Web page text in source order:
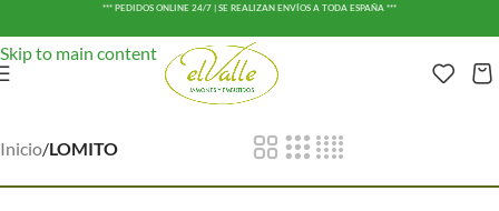
Skip to main content
*** PEDIDOS ONLINE 24/7 | SE REALIZAN ENVÍOS A TODA ESPAÑA ***
Inicio/LOMITO